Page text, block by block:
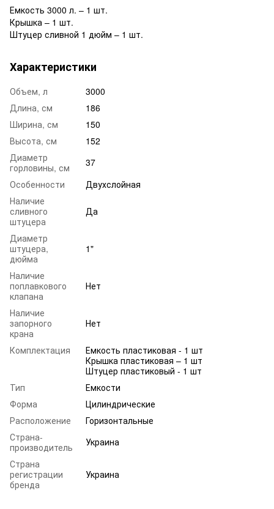
Емкость 3000 л. – 1 шт.
Крышка – 1 шт.
Штуцер сливной 1 дюйм – 1 шт.
Характеристики
Объем, л
3000
Длина, см
186
Ширина, см
150
Высота, см
152
Диаметр
горловины, см
37
Особенности
Двухслойная
Наличие
сливного
штуцера
Да
Диаметр
штуцера,
дюйма
1"
Наличие
поплавкового
клапана
Нет
Наличие
запорного
крана
Нет
Комплектация
Емкость пластиковая - 1 шт
Крышка пластиковая – 1 шт
Штуцер пластиковый - 1 шт
Тип
Емкости
Форма
Цилиндрические
Расположение
Горизонтальные
Страна-
производитель
Украина
Страна
регистрации
бренда
Украина